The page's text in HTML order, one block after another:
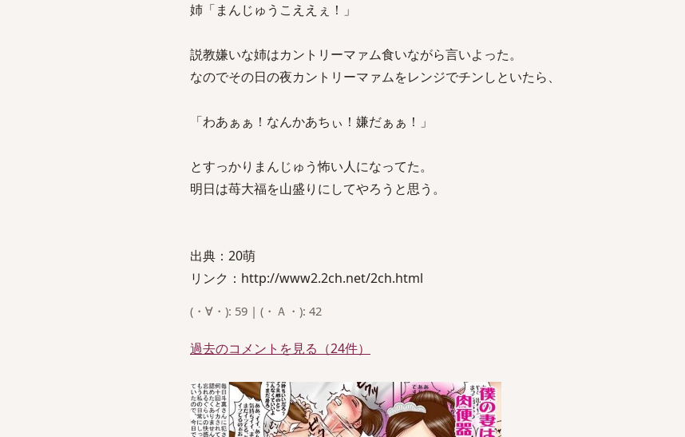
姉「まんじゅうこええぇ！」
説教嫌いな姉はカントリーマァム食いながら言いよった。
なのでその日の夜カントリーマァムをレンジでチンしといたら、
「わあぁぁ！なんかあちぃ！嫌だぁぁ！」
とすっかりまんじゅう怖い人になってた。
明日は苺大福を山盛りにしてやろうと思う。
出典：20萌
リンク：http://www2.2ch.net/2ch.html
(・∀・): 59 | (・Ａ・): 42
過去のコメントを見る（24件）